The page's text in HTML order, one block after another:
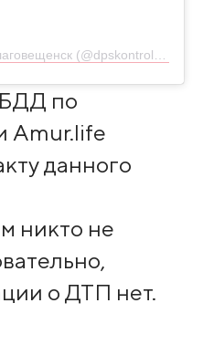
по
Amur.life
данного
никто не
о ДТП нет.